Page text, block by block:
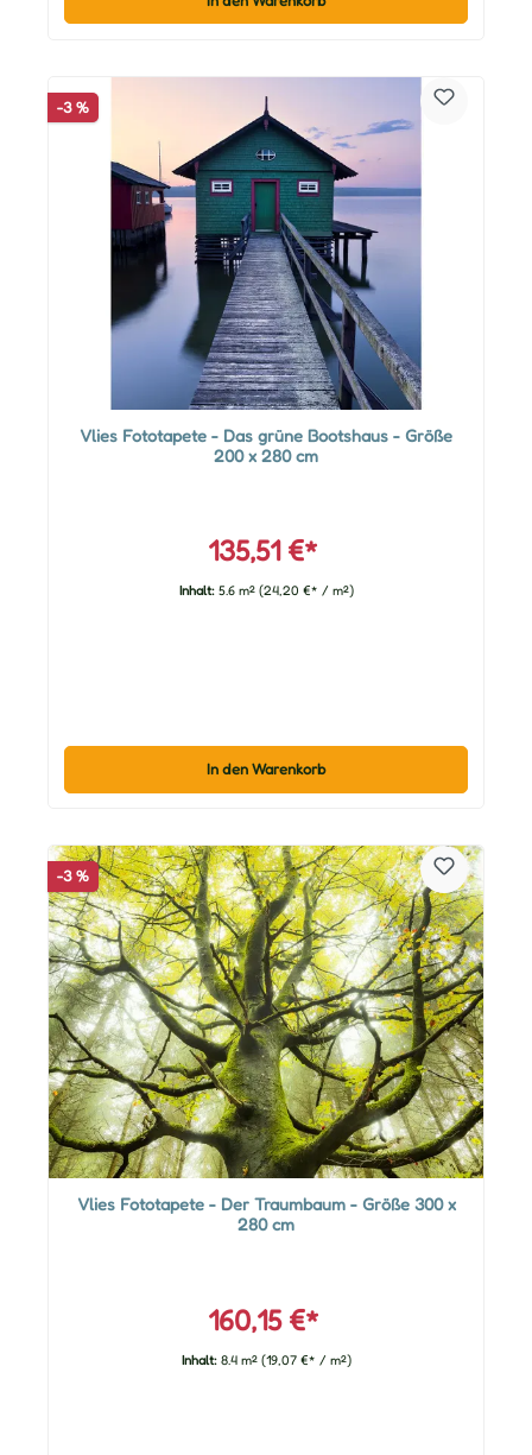
-3 %
Vlies Fototapete - Das grüne Bootshaus - Größe
200 x 280 cm
135,51 €*
Inhalt: 5.6 m² (24,20 €* / m²)
In den Warenkorb
-3 %
Vlies Fototapete - Der Traumbaum - Größe 300 x
280 cm
160,15 €*
Inhalt: 8.4 m² (19,07 €* / m²)